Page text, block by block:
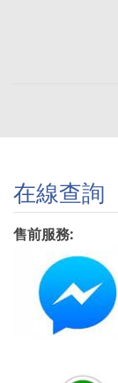
在線查詢
售前服務: